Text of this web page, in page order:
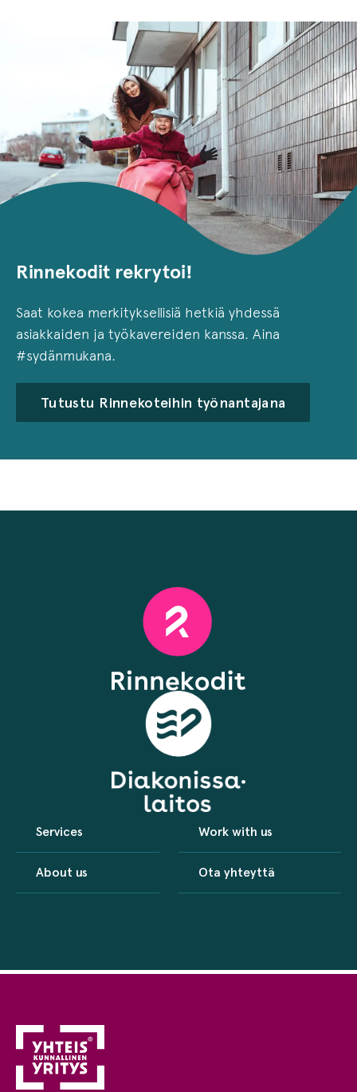
Rinnekodit rekrytoi!
Saat kokea merkityksellisiä hetkiä yhdessä
asiakkaiden ja työkavereiden kanssa. Aina
#sydänmukana.
Tutustu Rinnekoteihin työnantajana
Services Work with us
About us Ota yhteyttä